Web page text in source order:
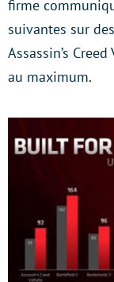
firme
suivantes sur
Assassin’s
au maximum.